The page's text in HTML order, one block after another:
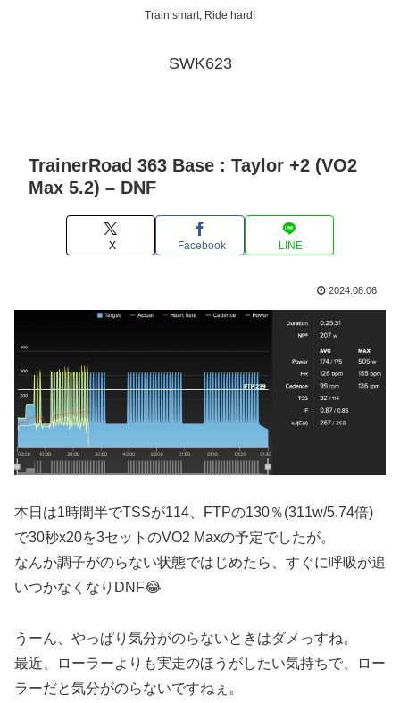
Train smart, Ride hard!
SWK623
TrainerRoad 363 Base : Taylor +2 (VO2
Max 5.2) – DNF
X Facebook LINE
2024.08.06
本日は1時間半でTSSが114、FTPの130％(311w/5.74倍)
で30秒x20を3セットのVO2 Maxの予定でしたが。
なんか調子がのらない状態ではじめたら、すぐに呼吸が追
いつかなくなりDNF😂
うーん、やっぱり気分がのらないときはダメっすね。
最近、ローラーよりも実走のほうがしたい気持ちで、ロー
ラーだと気分がのらないですねぇ。